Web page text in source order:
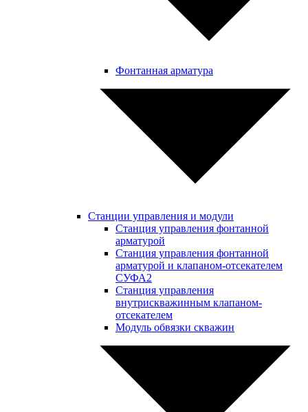
Фонтанная арматура
Станции управления и модули
Станция управления фонтанной
арматурой
Станция управления фонтанной
арматурой и клапаном-отсекателем
СУФА2
Станция управления
внутрискважинным клапаном-
отсекателем
Модуль обвязки скважин